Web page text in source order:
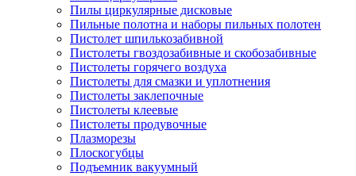
Пилы циркулярные дисковые
Пильные полотна и наборы пильных полотен
Пистолет шпилькозабивной
Пистолеты гвоздозабивные и скобозабивные
Пистолеты горячего воздуха
Пистолеты для смазки и уплотнения
Пистолеты заклепочные
Пистолеты клеевые
Пистолеты продувочные
Плазморезы
Плоскогубцы
Подъемник вакуумный